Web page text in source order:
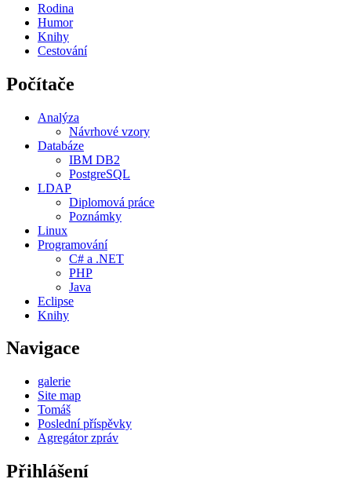
Rodina
Humor
Knihy
Cestování
Počítače
Analýza
Návrhové vzory
Databáze
IBM DB2
PostgreSQL
LDAP
Diplomová práce
Poznámky
Linux
Programování
C# a .NET
PHP
Java
Eclipse
Knihy
Navigace
galerie
Site map
Tomáš
Poslední příspěvky
Agregátor zpráv
Přihlášení